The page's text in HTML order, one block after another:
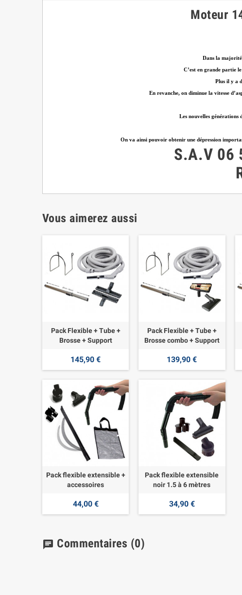
Moteur
Dans la majorité
C’est en grande partie
Plus il y a
En revanche, on diminue la vitesse
Les nouvelles générations
On va ainsi pouvoir obtenir une dépression
S.A.V 06
Vous aimerez aussi
Pack Flexible + Tube +
Brosse + Support
145,90 €
Pack Flexible + Tube +
Brosse combo + Support
139,90 €
Pack flexible extensible +
accessoires
44,00 €
Pack flexible extensible
noir 1.5 à 6 mètres
34,90 €
chat Commentaires (0)